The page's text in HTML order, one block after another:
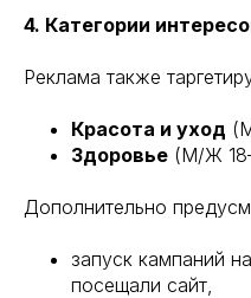
4. Категории
Реклама также
Красота и уход
Здоровье (М/Ж
Дополнительно
запуск кампаний
посещали сайт,